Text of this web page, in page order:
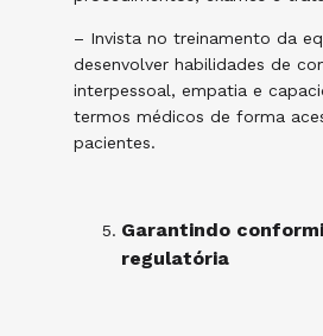
– Invista no treinamento da
desenvolver habilidades de
interpessoal, empatia e
termos médicos de forma
pacientes.
Garantindo
regulatória